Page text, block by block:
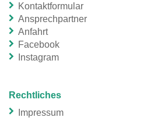
Kontaktformular
Ansprechpartner
Anfahrt
Facebook
Instagram
Rechtliches
Impressum